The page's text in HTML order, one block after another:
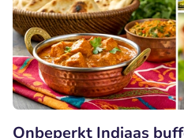
Onbeperkt Indiaas